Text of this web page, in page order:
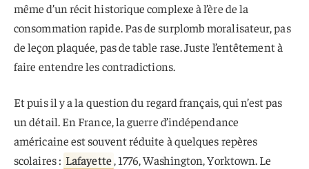
même d’un récit historique complexe à l’ère de la
consommation rapide. Pas de surplomb moralisateur, pas
de leçon plaquée, pas de table rase. Juste l’entêtement à
faire entendre les contradictions.
Et puis il y a la question du regard français, qui n’est pas
un détail. En France, la guerre d’indépendance
américaine est souvent réduite à quelques repères
scolaires : Lafayette, 1776, Washington, Yorktown. Le